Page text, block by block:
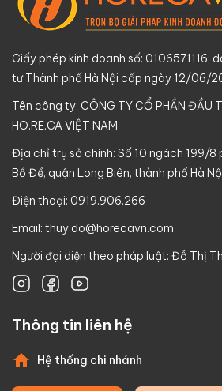
Giấy phép kinh doanh số: 0106571116;
tư Thành phố Hà Nội cấp ngày 12/06/
Tên công ty: CÔNG TY CỔ PHẦN ĐẦU
HO.RE.CA VIỆT NAM
Địa chỉ trụ sở chính: Số 10 ngách 199/8
Bồ Đề, quận Long Biên, thành phố Hà
Điện thoại: 0919.906.266
Email: thuy.do@horecavn.com
Người đại diện theo pháp luật: Đỗ Thị
Thông tin liên hệ
Hệ thống chi nhánh